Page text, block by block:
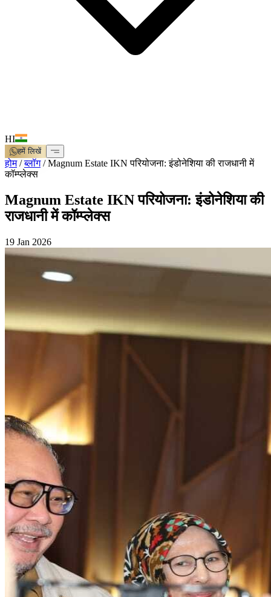
HI
हमें लिखें
होम/ब्लॉग/Magnum Estate IKN परियोजना: इंडोनेशिया की राजधानी में
कॉम्प्लेक्स
Magnum Estate IKN परियोजना: इंडोनेशिया की
राजधानी में कॉम्प्लेक्स
19 Jan 2026